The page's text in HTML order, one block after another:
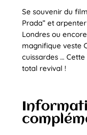
Se souvenir du
Prada” et
Londres ou
magnifique veste
cuissardes … Cette
total revival !